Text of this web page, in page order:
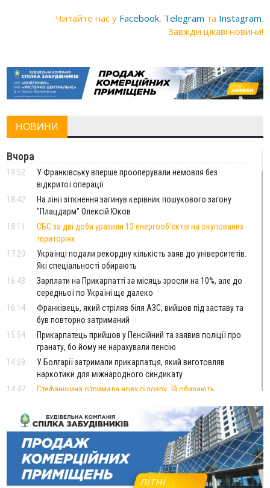
Читайте нас у Facebook, Telegram та Instagram.
Завжди цікаві новини!
НОВИНИ
Вчора
19:52
У Франківську вперше прооперували немовля без
відкритої операції
18:42
На лінії зіткнення загинув керівник пошукового загону
"Плацдарм" Олексій Юков
18:11
СБС за дві доби уразили 13 енергооб'єктів на окупованих
територіях
17:20
Українці подали рекордну кількість заяв до університетів.
Які спеціальності обирають
16:43
Зарплати на Прикарпатті за місяць зросли на 10%, але до
середньої по Україні ще далеко
16:14
Франківець, який стріляв біля АЗС, вийшов під заставу та
був повторно затриманий
15:54
Прикарпатець прийшов у Пенсійний та заявив поліції про
гранату, бо йому не нарахували пенсію
14:59
У Болгарії затримали прикарпатця, який виготовляв
наркотики для міжнародного синдикату
14:47
Стефанішина отримала нову підозру. Їй обирають
14:02
«Пілот з Лондона» видурив у жительки Коломийщини
майже 64 тисячі гривень
13:13
У четвер на Прикарпатті очікується сильна спека до 39°
13:00
На Снятинщині спіймали чоловіка, який зливав з цистерни
у полі невідому речовину
12:29
У МОЗ змінили підхід до госпіталізації та оновили правила